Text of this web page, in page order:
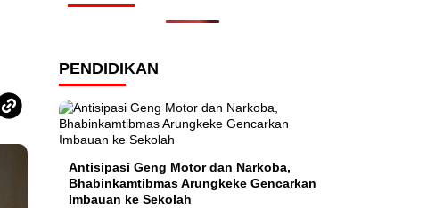
PENDIDIKAN
Antisipasi Geng Motor dan Narkoba,
Bhabinkamtibmas Arungkeke Gencarkan
Imbauan ke Sekolah